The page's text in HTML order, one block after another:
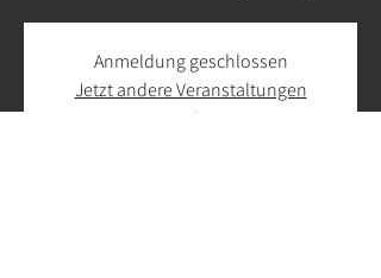
Anmeldung geschlossen
Jetzt andere Veranstaltungen
ansehen